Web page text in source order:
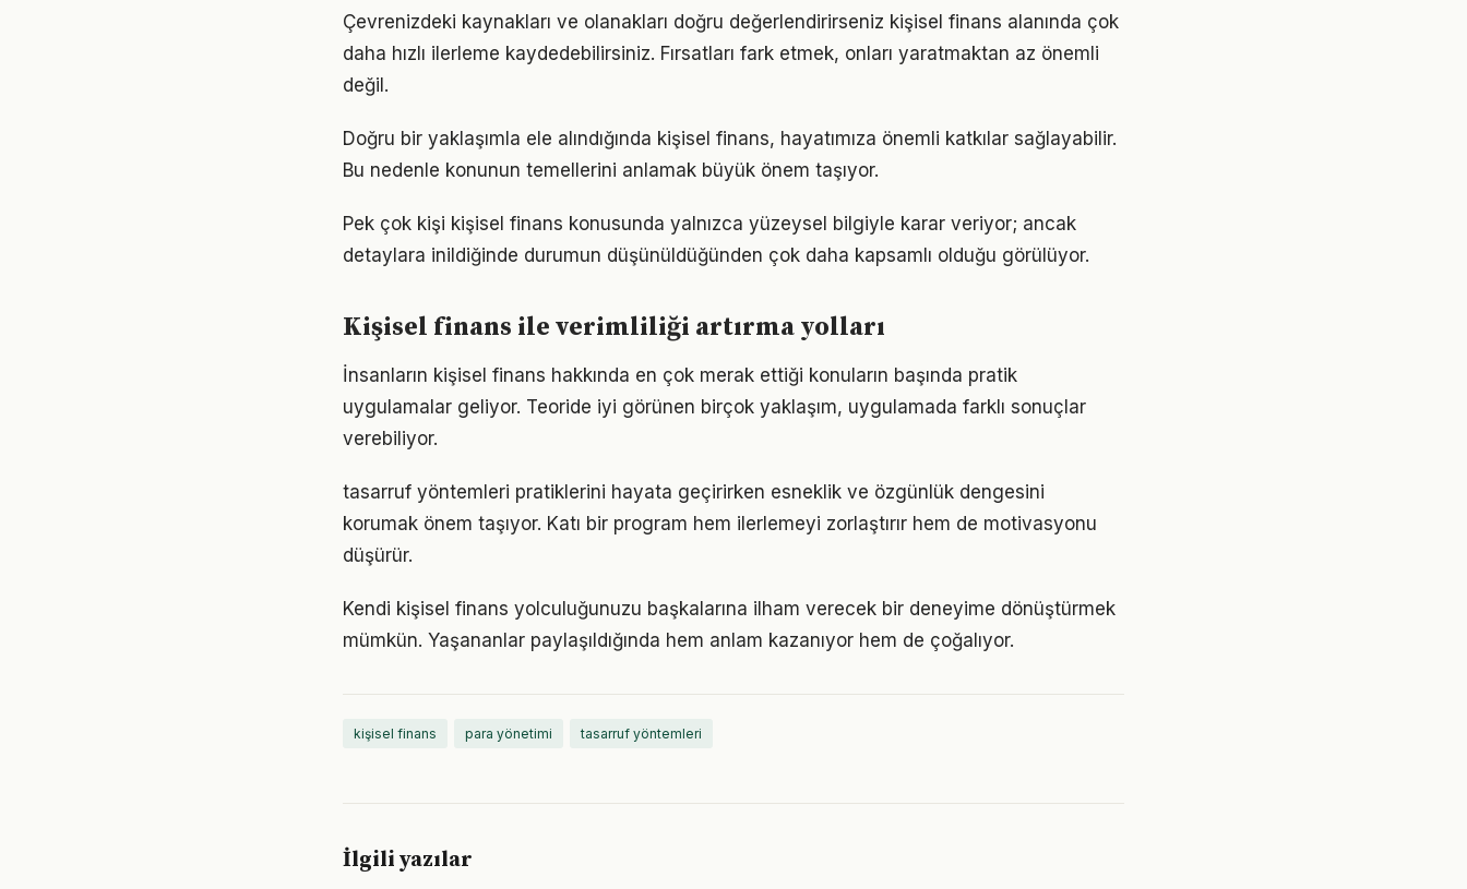
Çevrenizdeki kaynakları ve olanakları doğru değerlendirirseniz kişisel finans alanında çok
daha hızlı ilerleme kaydedebilirsiniz. Fırsatları fark etmek, onları yaratmaktan az önemli
değil.
Doğru bir yaklaşımla ele alındığında kişisel finans, hayatımıza önemli katkılar sağlayabilir.
Bu nedenle konunun temellerini anlamak büyük önem taşıyor.
Pek çok kişi kişisel finans konusunda yalnızca yüzeysel bilgiyle karar veriyor; ancak
detaylara inildiğinde durumun düşünüldüğünden çok daha kapsamlı olduğu görülüyor.
Kişisel finans ile verimliliği artırma yolları
İnsanların kişisel finans hakkında en çok merak ettiği konuların başında pratik
uygulamalar geliyor. Teoride iyi görünen birçok yaklaşım, uygulamada farklı sonuçlar
verebiliyor.
tasarruf yöntemleri pratiklerini hayata geçirirken esneklik ve özgünlük dengesini
korumak önem taşıyor. Katı bir program hem ilerlemeyi zorlaştırır hem de motivasyonu
düşürür.
Kendi kişisel finans yolculuğunuzu başkalarına ilham verecek bir deneyime dönüştürmek
mümkün. Yaşananlar paylaşıldığında hem anlam kazanıyor hem de çoğalıyor.
kişisel finans para yönetimi tasarruf yöntemleri
İlgili yazılar